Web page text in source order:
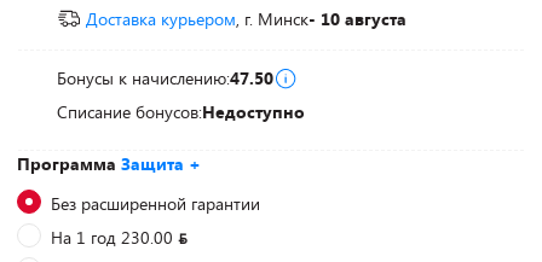
Программа Защита +
Без расширенной гарантии
На 1 год 230.00
Доставка курьером, г. Минск- 10 августа
Бонусы к начислению:47.50
Списание бонусов:Недоступно